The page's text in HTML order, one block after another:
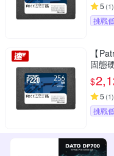
5 (1)
挑戰
【
固態
$
5 (1)
挑戰